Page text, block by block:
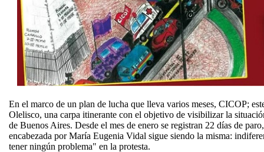
En el marco de un plan de lucha que lleva varios meses, CICOP;
Olelisco, una carpa itinerante con el objetivo de visibilizar la
de Buenos Aires. Desde el mes de enero se registran 22 días de
encabezada por María Eugenia Vidal sigue siendo la misma:
tener ningún problema" en la protesta.